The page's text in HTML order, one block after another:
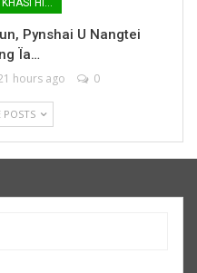
Pynshai U Nangtei
Ïa…
hours ago 0
POSTS